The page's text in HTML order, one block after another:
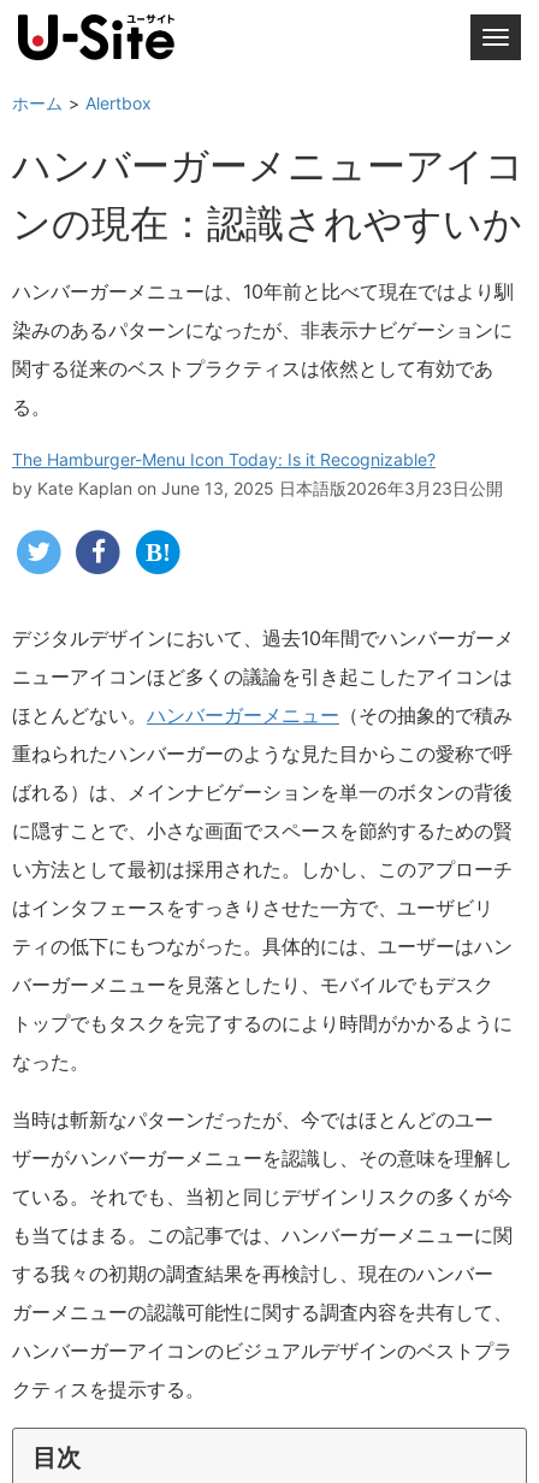
T
l
e
n
a
i
g
n
ホーム Alertbox
ハンバーガーメニューアイコ
ンの現在：認識されやすいか
ハンバーガーメニューは、10年前と比べて現在ではより馴
染みのあるパターンになったが、非表示ナビゲーションに
関する従来のベストプラクティスは依然として有効であ
る。
The Hamburger-Menu Icon Today: Is it Recognizable?
by Kate Kaplan on June 13, 2025 日本語版2026年3月23日公開
デジタルデザインにおいて、過去10年間でハンバーガーメ
ニューアイコンほど多くの議論を引き起こしたアイコンは
ほとんどない。 ハンバーガーメニュー （その抽象的で積み
重ねられたハンバーガーのような見た目からこの愛称で呼
ばれる）は、メインナビゲーションを単一のボタンの背後
に隠すことで、小さな画面でスペースを節約するための賢
い方法として最初は採用された。しかし、このアプローチ
はインタフェースをすっきりさせた一方で、ユーザビリ
ティの低下にもつながった。具体的には、ユーザーはハン
バーガーメニューを見落としたり、モバイルでもデスク
トップでもタスクを完了するのにより時間がかかるように
なった。
当時は斬新なパターンだったが、今ではほとんどのユー
ザーがハンバーガーメニューを認識し、その意味を理解し
ている。それでも、当初と同じデザインリスクの多くが今
も当てはまる。この記事では、ハンバーガーメニューに関
する我々の初期の調査結果を再検討し、現在のハンバー
ガーメニューの認識可能性に関する調査内容を共有して、
ハンバーガーアイコンのビジュアルデザインのベストプラ
クティスを提示する。
目次